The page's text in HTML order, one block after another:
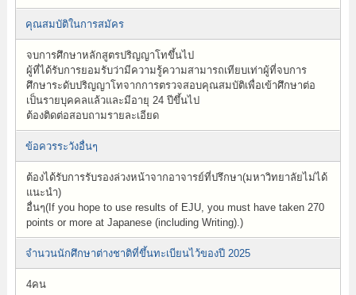
คุณสมบัติในการสมัคร
จบการศึกษาหลักสูตรปริญญาโทขึ้นไป
ผู้ที่ได้รับการยอมรับว่ามีความรู้ความสามารถเทียบเท่าผู้ที่จบการ
ศึกษาระดับปริญญาโทจากการตรวจสอบคุณสมบัติเพื่อเข้าศึกษาต่อ
เป็นรายบุคคลแล้วและมีอายุ 24 ปีขึ้นไป
ต้องติดต่อสอบถามรายละเอียด
ข้อควรระวังอื่นๆ
ต้องได้รับการรับรองล่วงหน้าจากอาจารย์ที่ปรึกษา(มหาวิทยาลัยไม่ได้
แนะนำ)
อื่นๆ(If you hope to use results of EJU, you must have taken 270
points or more at Japanese (including Writing).)
จำนวนนักศึกษาต่างชาติที่ขึ้นทะเบียนไว้ของปี 2025
4คน